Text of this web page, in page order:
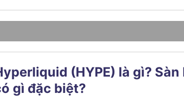
(HYPE) là gì?
gì đặc biệt?